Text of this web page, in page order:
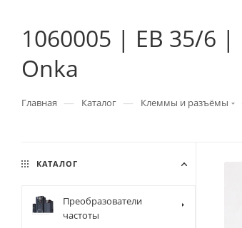
1060005 | EB 35/6 |
Onka
Главная — Каталог — Клеммы и разъёмы
КАТАЛОГ
Преобразователи
частоты